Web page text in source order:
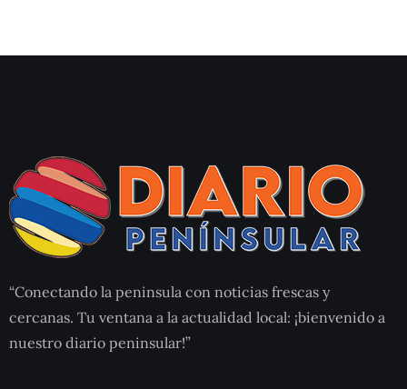
“Conectando la peninsula con noticias frescas y
cercanas. Tu ventana a la actualidad local: ¡bienvenido a
nuestro diario peninsular!”